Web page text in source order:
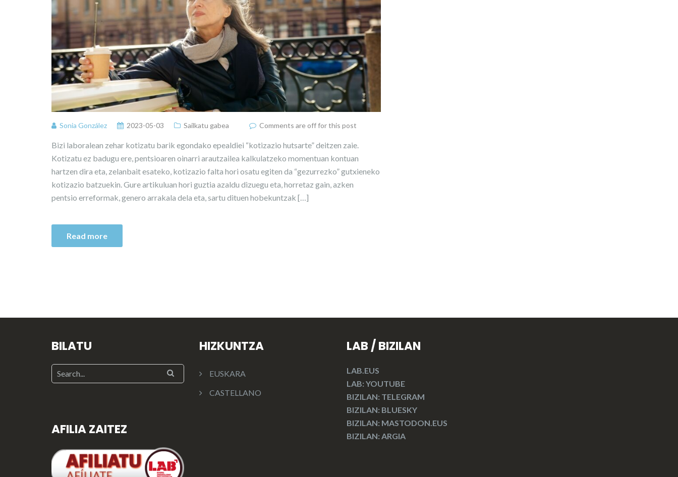
Sonia González 2023-05-03 Sailkatu gabea Comments are off for this post
Bizi laboralean zehar kotizatu barik egondako epealdiei “kotizazio hutsarte” deitzen zaie.
Kotizatu ez badugu ere, pentsioaren oinarri arautzailea kalkulatzeko momentuan kontuan
hartzen dira eta, zelanbait esateko, kotizazio falta hori osatu egiten da “gezurrezko” gutxieneko
kotizazio batzuekin. Gure artikuluan hori guztia azaldu dizuegu eta, horretaz gain, azken
pentsio erreformak, genero arrakala dela eta, sartu dituen hobekuntzak […]
Read more
BILATU
AFILIA ZAITEZ
HIZKUNTZA
EUSKARA
CASTELLANO
LAB / BIZILAN
LAB.EUS
LAB: YOUTUBE
BIZILAN: TELEGRAM
BIZILAN: BLUESKY
BIZILAN: MASTODON.EUS
BIZILAN: ARGIA